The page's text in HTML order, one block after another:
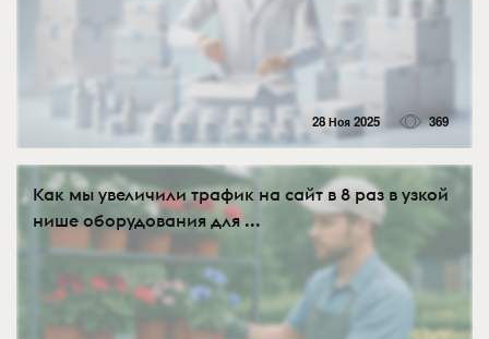
28 Ноя 2025 369
Как мы увеличили трафик на сайт в 8 раз в узкой
нише оборудования для ...